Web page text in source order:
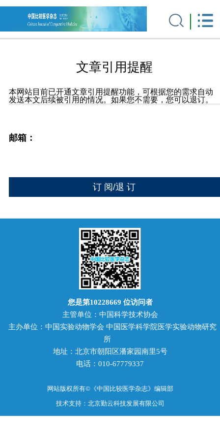
文章引用提醒
本网站目前已开通文章引用提醒功能，可根据您的需求自动
发送本文后续被引用的情况。如果您不需要，您可以退订。
邮箱：
您是第10228669 位访问者
主管单位：中国科学技术协会
主办单位：中国实验动物学会 中国医学科学院医学实验动物研究
所
地址：北京市朝阳区潘家园南里5号
电话：010-67779337
网站版权所有©《中国比较医学杂志》编辑部
技术支持：北京勤云科技发展有限公司